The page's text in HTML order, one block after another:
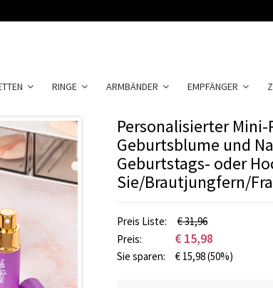
RINGE ARMBÄNDER EMPFÄNGER
Personalisierter
Geburtsblume und
Geburtstags- oder
Sie/Brautjungfern/
Preis Liste:
€ 31,96
Preis:
€ 15,98
Sie sparen: € 15,98(50%)